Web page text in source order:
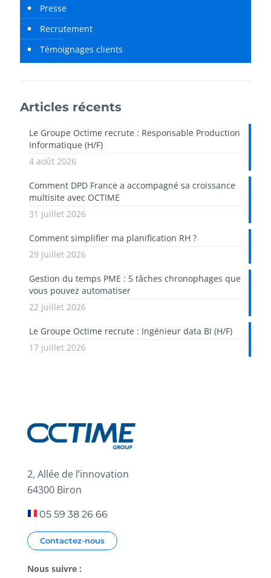
Presse
Recrutement
Témoignages clients
Articles récents
Le Groupe Octime recrute : Responsable Production
Informatique (H/F)
4 août 2026
Comment DPD France a accompagné sa croissance
multisite avec OCTIME
31 juillet 2026
Comment simplifier ma planification RH ?
29 juillet 2026
Gestion du temps PME : 5 tâches chronophages que
vous pouvez automatiser
22 juillet 2026
Le Groupe Octime recrute : Ingénieur data BI (H/F)
17 juillet 2026
2, Allée de l’innovation
64300 Biron
05 59 38 26 66
Contactez-nous
Nous suivre :